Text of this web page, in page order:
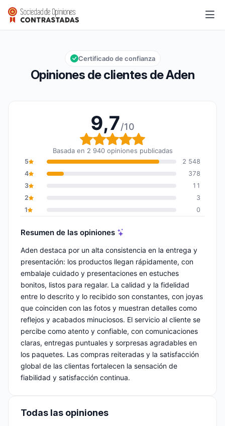
Aden
Calificación global: 9,7 de 10
9,7/10
Opiniones de clientes de Aden
Certificado de confianza
9,7/10
Calificación global: 9,7
Basada en 2 940 opiniones publicadas
5
2 548
4
378
3
11
2
3
1
0
Resumen de las opiniones
Aden destaca por un alta consistencia en la entrega y
presentación: los productos llegan rápidamente, con
embalaje cuidado y presentaciones en estuches
bonitos, listos para regalar. La calidad y la fidelidad
entre lo descrito y lo recibido son constantes, con joyas
que coinciden con las fotos y muestran detalles como
reflejos y acabados minuciosos. El servicio al cliente se
percibe como atento y confiable, con comunicaciones
claras, entregas puntuales y sorpresas agradables en
los paquetes. Las compras reiteradas y la satisfacción
global de las clientas fortalecen la sensación de
fiabilidad y satisfacción continua.
Todas las opiniones